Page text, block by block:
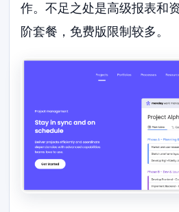
作。不足之处是高级报表和
阶套餐，免费版限制较多。